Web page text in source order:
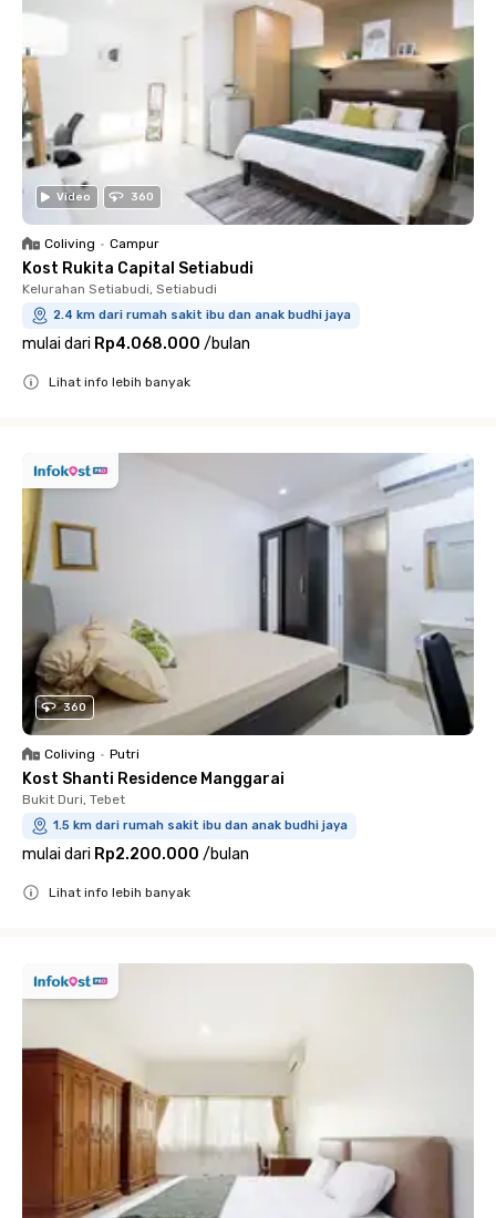
Video 360
Coliving • Campur
Kost Rukita Capital Setiabudi
Kelurahan Setiabudi, Setiabudi
2.4 km dari rumah sakit ibu dan anak budhi jaya
mulai dari Rp4.068.000 /bulan
Lihat info lebih banyak
360
Coliving • Putri
Kost Shanti Residence Manggarai
Bukit Duri, Tebet
1.5 km dari rumah sakit ibu dan anak budhi jaya
mulai dari Rp2.200.000 /bulan
Lihat info lebih banyak